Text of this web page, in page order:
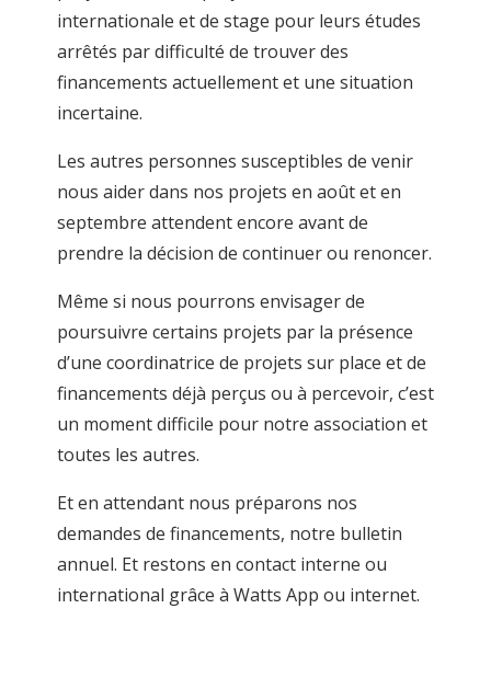
internationale et de stage pour leurs études
arrêtés par difficulté de trouver des
financements actuellement et une situation
incertaine.
Les autres personnes susceptibles de venir
nous aider dans nos projets en août et en
septembre attendent encore avant de
prendre la décision de continuer ou renoncer.
Même si nous pourrons envisager de
poursuivre certains projets par la présence
d’une coordinatrice de projets sur place et de
financements déjà perçus ou à percevoir, c’est
un moment difficile pour notre association et
toutes les autres.
Et en attendant nous préparons nos
demandes de financements, notre bulletin
annuel. Et restons en contact interne ou
international grâce à Watts App ou internet.